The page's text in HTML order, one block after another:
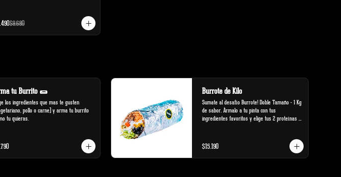
$9.680
tu Burrito 🌯
los ingredientes que mas te gusten
pollo o carne) y arma tu burrito
tu quieras.
Burrote de Kilo
Sumate al desafío Burrote! Doble Tamaño - 1 Kg
de sabor. Ármalo a tu pinta con tus
ingredientes favoritos y elige tus 2 proteínas
$15.190